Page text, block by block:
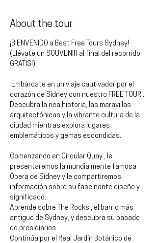
About the tour
¡BIENVENIDO a Best Free Tours Sydney!
(Llévate un SOUVENIR al final del recorrido
GRATIS!)
corazón de Sídney con nuestro FREE TOUR .
Descubra la rica historia, las maravillas
arquitectónicas y la vibrante cultura de la
ciudad mientras explora lugares
emblemáticos y gemas escondidas.
Comenzando en Circular Quay , le
presentaremos la mundialmente famosa
Ópera de Sídney y le compartiremos
información sobre su fascinante diseño y
significado.
Aprende sobre The Rocks , el barrio más
antiguo de Sydney, y descubra su pasado
de presidiarios.
Continúa por el Real Jardín Botánico de